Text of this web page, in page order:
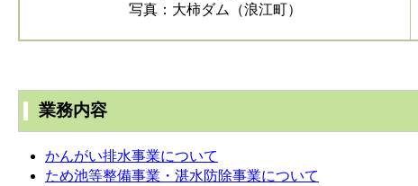
写真：大柿ダム（浪江町）
業務内容
かんがい排水事業について
ため池等整備事業・湛水防除事業について